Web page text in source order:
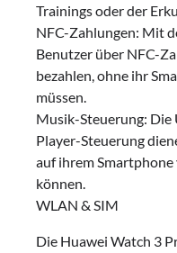
Trainings oder der
NFC-Zahlungen: Mit
Benutzer über NFC-
bezahlen, ohne ihr
müssen.
Musik-Steuerung: Die
Player-Steuerung
auf ihrem
können.
WLAN & SIM
Die Huawei Watch 3